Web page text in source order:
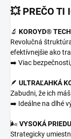
💥 PREČO TI
🔬 KOROYD®
Revolučná
efektívnejšie ako
➡️ Viac
🪶 ULTRAĽAHKÁ
Zabudni, že ich
➡️ Ideálne na dlhé
🌬️VYSOKÁ
Strategicky